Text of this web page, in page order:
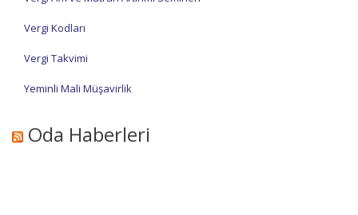
Vergi Kodları
Vergi Takvimi
Yeminli Mali Müşavirlik
Oda Haberleri